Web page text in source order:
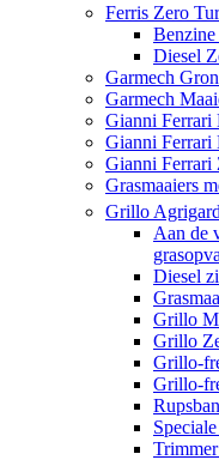
Ferris Zero
Diesel
Garmech
Garmech
Gianni Ferrari
Gianni Ferrari
Gianni Ferrari
Grasmaaiers
Grillo
Aan de
Diesel
Grillo
Grillo
Grillo-
Grillo-